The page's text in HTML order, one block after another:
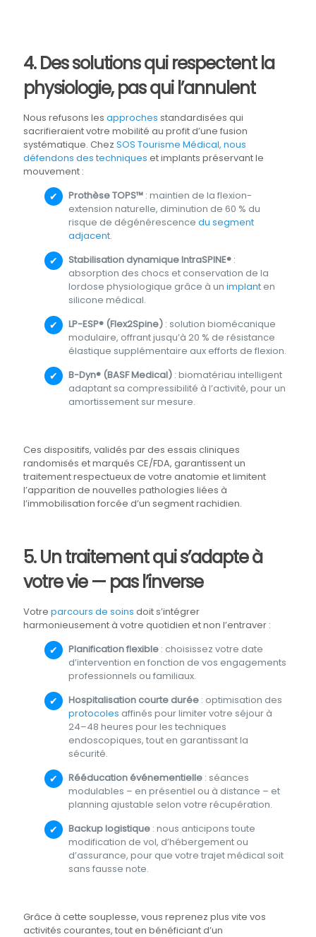
4. Des solutions qui respectent la
physiologie, pas qui l’annulent
Nous refusons les approches standardisées qui
sacrifieraient votre mobilité au profit d’une fusion
systématique. Chez SOS Tourisme Médical, nous
défendons des techniques et implants préservant le
mouvement :
Prothèse TOPS™: maintien de la flexion-
extension naturelle, diminution de 60 % du
risque de dégénérescence du segment
adjacent.
Stabilisation dynamique IntraSPINE®:
absorption des chocs et conservation de la
lordose physiologique grâce à un implanten
silicone médical.
LP-ESP® (Flex2Spine): solution biomécanique
modulaire, offrant jusqu’à 20 % de résistance
élastique supplémentaire aux efforts de flexion.
B-Dyn® (BASF Medical): biomatériau intelligent
adaptant sa compressibilité à l’activité, pour un
amortissement sur mesure.
Ces dispositifs, validés par des essais cliniques
randomisés et marqués CE/FDA, garantissent un
traitement respectueux de votre anatomie et limitent
l’apparition de nouvelles pathologies liées à
l’immobilisation forcée d’un segment rachidien.
5. Un traitement qui s’adapte à
votre vie — pas l’inverse
Votre parcours de soins doit s’intégrer
harmonieusement à votre quotidien et non l’entraver :
Planification flexible: choisissez votre date
d’intervention en fonction de vos engagements
professionnels ou familiaux.
Hospitalisation courte durée: optimisation des
protocoles affinés pour limiter votre séjour à
24–48 heures pour les techniques
endoscopiques, tout en garantissant la
sécurité.
Rééducation événementielle: séances
modulables – en présentiel ou à distance – et
planning ajustable selon votre récupération.
Backup logistique: nous anticipons toute
modification de vol, d’hébergement ou
d’assurance, pour que votre trajet médical soit
sans fausse note.
Grâce à cette souplesse, vous reprenez plus vite vos
activités courantes, tout en bénéficiant d’un